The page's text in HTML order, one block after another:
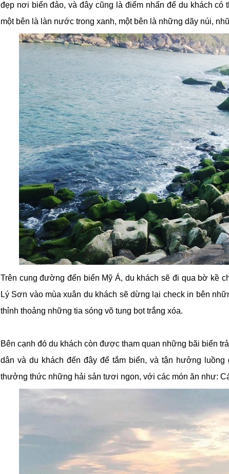
đẹp nơi biển đảo, và đây cũng là điểm nhấn để du khách
một bên là làn nước trong xanh, một bên là những dãy núi,
Trên cung đường đến biển Mỹ Á, du khách sẽ đi qua bờ kề
Lý Sơn vào mùa xuân du khách sẽ dừng lại check in bên
thỉnh thoảng những tia sóng võ tung bọt trắng xóa.
Bên cạnh đó du khách còn được tham quan những bãi biển
dân và du khách đến đây để tắm biển, và tận hưởng
thưởng thức những hải sản tươi ngon, với các món ăn như: